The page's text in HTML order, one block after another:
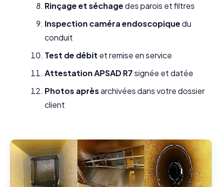
Rinçage et séchagedes parois et filtres
Inspection caméra endoscopiquedu
conduit
Test de débit et remise en service
Attestation APSAD R7signée et datée
Photos aprèsarchivées dans votre dossier
client